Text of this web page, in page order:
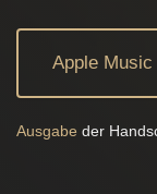
Apple Music
Ausgabe der